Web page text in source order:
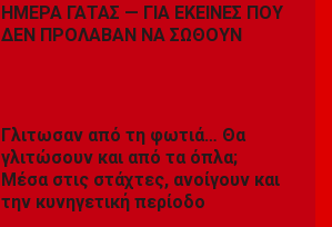
ΗΜΕΡΑ ΓΑΤΑΣ — ΓΙΑ ΕΚΕΙΝΕΣ ΠΟΥ
ΔΕΝ ΠΡΟΛΑΒΑΝ ΝΑ ΣΩΘΟΥΝ
Γλιτωσαν από τη φωτιά… Θα
γλιτώσουν και από τα όπλα;
Μέσα στις στάχτες, ανοίγουν και
την κυνηγετική περίοδο